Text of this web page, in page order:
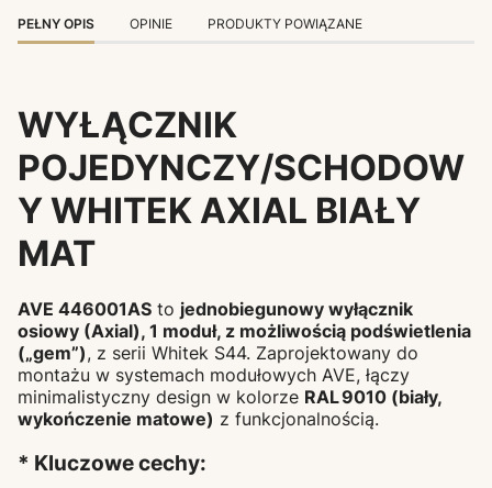
PEŁNY OPIS OPINIE PRODUKTY POWIĄZANE
WYŁĄCZNIK
POJEDYNCZY/SCHODOW
Y WHITEK AXIAL BIAŁY
MAT
AVE 446001AS to jednobiegunowy wyłącznik
osiowy (Axial), 1 moduł, z możliwością podświetlenia
(„gem”), z serii Whitek S44. Zaprojektowany do
montażu w systemach modułowych AVE, łączy
minimalistyczny design w kolorze RAL 9010 (biały,
wykończenie matowe) z funkcjonalnością.
* Kluczowe cechy: